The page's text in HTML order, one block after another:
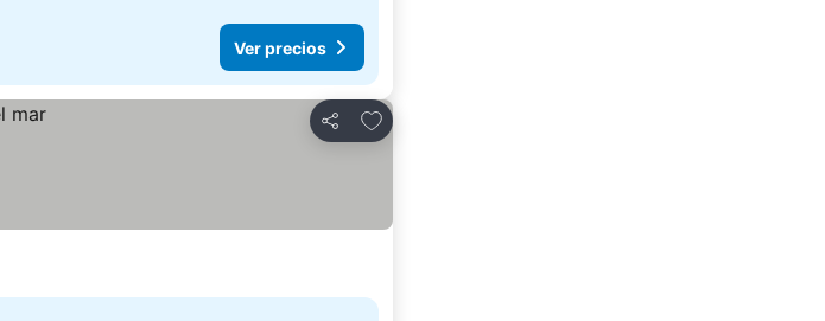
Ver precios
Compartir
Agregar a favoritos